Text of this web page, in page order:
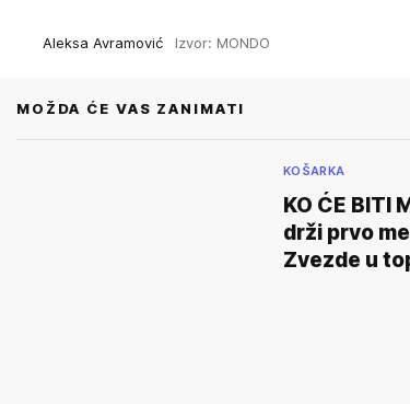
Aleksa Avramović Izvor: MONDO
MOŽDA ĆE VAS ZANIMATI
KOŠARKA
KO ĆE BITI
drži prvo
Zvezde u